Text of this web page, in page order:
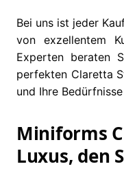
Bei uns ist jeder
von exzellentem
Experten beraten
perfekten Claretta
und Ihre
Miniforms
Luxus, den